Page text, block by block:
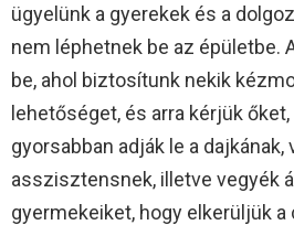
ügyelünk a gyerekek és a
nem léphetnek be az épületbe.
be, ahol biztosítunk nekik
lehetőséget, és arra kérjük
gyorsabban adják le a dajkának,
asszisztensnek, illetve vegyék
gyermekeiket, hogy elkerüljük